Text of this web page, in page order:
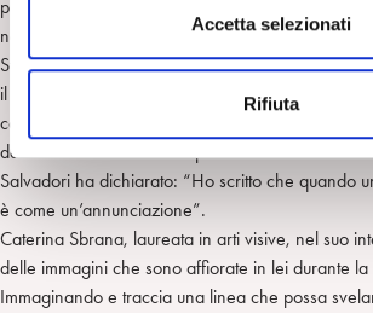
Accetta selezionati
Rifiuta
produrre un campo di senso”. Tutto ciò non può
nello psicoanalista.
Stefania Salvadori, psicoanalista e artista, ha
il suo modo di entrare nella dimensione di ricerca
come un salto nel buio, un accesso possibile
da uno stimolo accende il processo creativo.
Salvadori ha dichiarato: “Ho scritto che quando
è come un’annunciazione”.
Caterina Sbrana, laureata in arti visive, nel suo
delle immagini che sono affiorate in lei durante
Immaginando e traccia una linea che possa